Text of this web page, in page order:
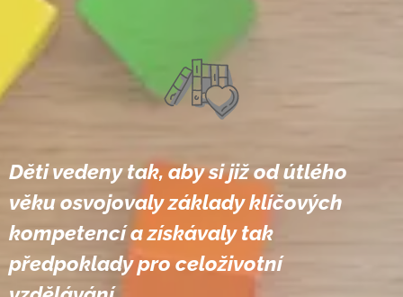
Děti vedeny tak, aby si již odútlého
věku osvojovaly základy klíčových
kompetencí a získávaly tak
předpoklady pro celoživotní